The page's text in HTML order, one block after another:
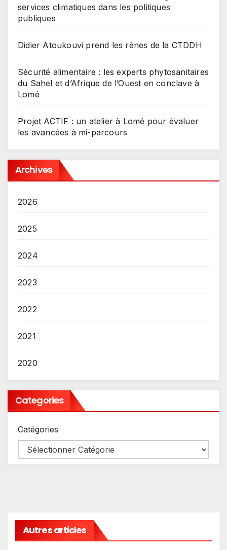
services climatiques dans les politiques
publiques
Didier Atoukouvi prend les rênes de la CTDDH
Sécurité alimentaire : les experts phytosanitaires
du Sahel et d’Afrique de l’Ouest en conclave à
Lomé
Projet ACTIF : un atelier à Lomé pour évaluer
les avancées à mi-parcours
Archives
2026
2025
2024
2023
2022
2021
2020
Categories
Catégories
Autres articles